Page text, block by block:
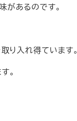
あるのです。
り入れ得ています。
。